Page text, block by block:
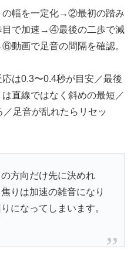
幅を一定化→②最初の踏み
で加速→④最後の二歩で減
画で足音の間隔を確認。
は0.3〜0.4秒が目安／最後
直線ではなく斜めの最短／
足音が乱れたらリセッ
方向だけ先に決めれ
りは加速の雑音になり
になってしまいます。